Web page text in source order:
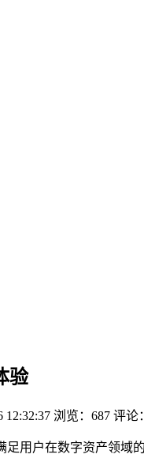
验
12:32:37 浏览：687 评论
用户在数字资产领